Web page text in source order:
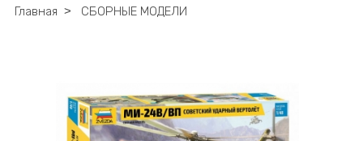
Главная ˃ СБОРНЫЕ МОДЕЛИ